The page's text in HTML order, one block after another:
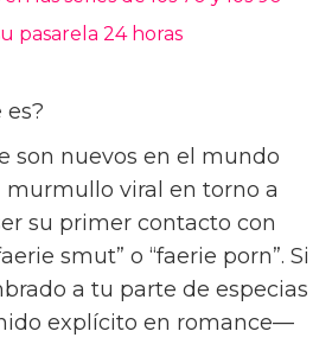
con muchos lectores
que necesitas saber sobre
y el potencial programa
en las series de los 70 y los 90
pasarela 24 horas